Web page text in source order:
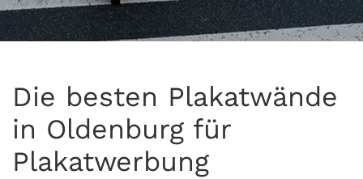
Die besten Plakatwände
in Oldenburg für
Plakatwerbung